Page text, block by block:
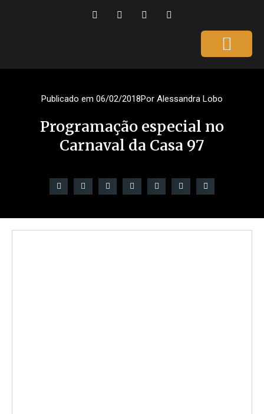
Publicado em 06/02/2018Por Alessandra Lobo
Programação especial no
Carnaval da Casa 97